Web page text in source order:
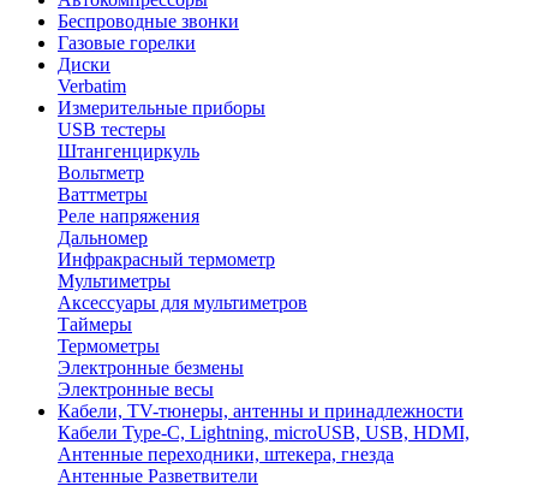
Беспроводные звонки
Газовые горелки
Диски
Verbatim
Измерительные приборы
USB тестеры
Штангенциркуль
Вольтметр
Ваттметры
Реле напряжения
Дальномер
Инфракрасный термометр
Мультиметры
Аксессуары для мультиметров
Таймеры
Термометры
Электронные безмены
Электронные весы
Кабели, TV-тюнеры, антенны и принадлежности
Кабели Type-C, Lightning, microUSB, USB, HDMI,
Антенные переходники, штекера, гнезда
Антенные Разветвители